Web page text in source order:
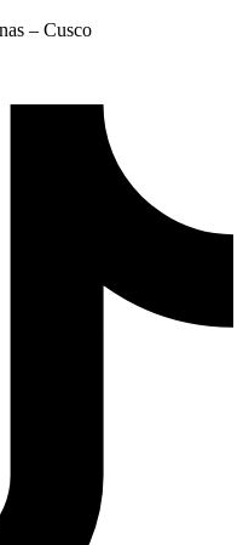
– Cusco